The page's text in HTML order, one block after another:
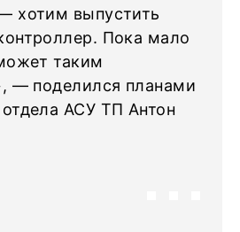
хотим выпустить
Пока мало
таким
— поделился планами
АСУ ТП Антон